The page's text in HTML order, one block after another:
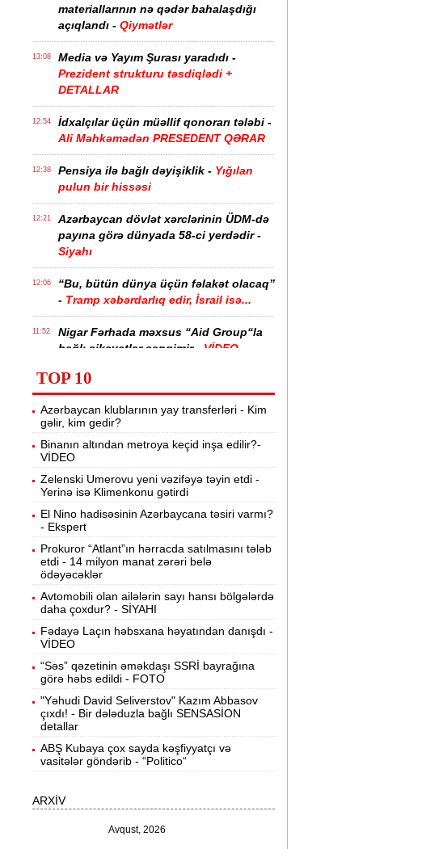
materiallarının nə qədər bahalaşdığı
açıqlandı - Qiymətlər
13:08
Media və Yayım Şurası yaradıdı -
Prezident strukturu təsdiqlədi +
DETALLAR
12:54
İdxalçılar üçün müəllif qonorarı tələbi -
Ali Məhkəmədən PRESEDENT QƏRAR
12:38 Pensiya ilə bağlı dəyişiklik - Yığılan
pulun bir hissəsi
12:21
Azərbaycan dövlət xərclərinin ÜDM-də
payına görə dünyada 58-ci yerdədir -
Siyahı
12:06
“Bu, bütün dünya üçün fəlakət olacaq”
- Tramp xəbərdarlıq edir, İsrail isə...
11:52
Nigar Fərhada məxsus “Aid Group“la
bağlı şikayətlər səngimir - VİDEO
11:36
Əhalimizin yarısı bu xəstəlikdən
əziyyət çəkir -Səbəb
11:19
Azərbaycanda işçi axtarılır -
Əməkhaqqı 10 min manatdır
11:04
Kartdan istədiyiniz qədər köçürmə edə
bilərsiniz -VİDEO
10:50
Ər-arvadın yanaraq ölməsinə görə
həbs edilən var -
Evdən 15 min də
oğurlanıb
Azərbaycanda icra başçısı olmayan
rayonlar - SİYAHI
10:17
Bağlanan universitetin müəllimləri
narazıdır -İşsiz qalıblar
10:02 Pakistanda leysan yağışları -150-dən
çox insan ölüb
9:48
II Qaregin məhkəmə qarşısına çıxarılır -
Ermənistan tarixində ilk
gözlənilir“ -
Ən çox çörək və ət yeyən bölgələr -
TOP 10
Azərbaycan klublarının yay transferləri - Kim
gəlir, kim gedir?
Binanın altından metroya keçid inşa edilir?-
VİDEO
Zelenski Umerovu yeni vəzifəyə təyin etdi -
Yerinə isə Klimenkonu gətirdi
El Nino hadisəsinin Azərbaycana təsiri varmı?
- Ekspert
Prokuror “Atlant”ın hərracda satılmasını tələb
etdi - 14 milyon manat zərəri belə
ödəyəcəklər
Avtomobili olan ailələrin sayı hansı bölgələrdə
daha çoxdur? - SİYAHI
Fədayə Laçın həbsxana həyatından danışdı -
VİDEO
“Səs” qəzetinin əməkdaşı SSRİ bayrağına
görə həbs edildi - FOTO
"Yəhudi David Seliverstov" Kazım Abbasov
çıxdı! - Bir dələduzla bağlı SENSASİON
detallar
ABŞ Kubaya çox sayda kəşfiyyatçı və
vasitələr göndərib - “Politico“
ARXİV
Avqust, 2026